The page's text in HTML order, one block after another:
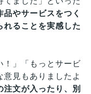
品やサービスをつく
れることを実感した
！」「もっとサービ
意見もありましたよ
文が入ったり、別